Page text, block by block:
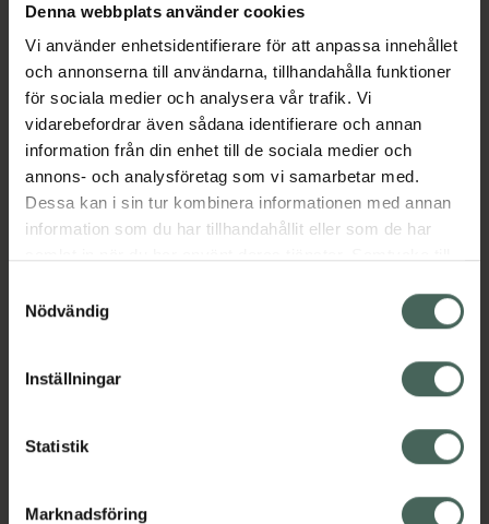
Denna webbplats använder cookies
Vi använder enhetsidentifierare för att anpassa innehållet
och annonserna till användarna, tillhandahålla funktioner
för sociala medier och analysera vår trafik. Vi
vidarebefordrar även sådana identifierare och annan
information från din enhet till de sociala medier och
annons- och analysföretag som vi samarbetar med.
Dessa kan i sin tur kombinera informationen med annan
information som du har tillhandahållit eller som de har
återkalla ditt samtycke via webbplatsens
cookieinställningar. Ett återkallat samtycke påverkar inte
lagligheten av behandling som skett innan återkallelsen.
Nödvändig
Inställningar
Statistik
Marknadsföring
Aktuella erbjudanden
Beskrivning
EAN:05714372016549
Bipacksedel från FASS Visa
Kronans Apotek finns här för dig. Du hittar oss från Skåne i
datorn. Oavsett vem du är så är det vårt uppdrag att
hjälpa just dig att må lite bättre. Välkommen att prata